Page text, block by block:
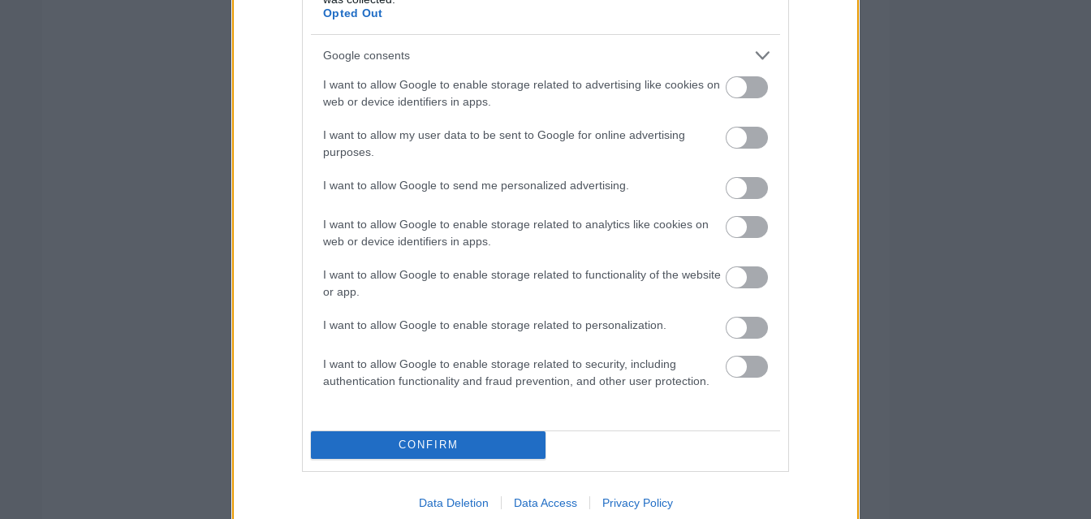
Opted Out
Google consents
I want to allow Google to enable storage related to advertising like cookies on
web or device identifiers in apps.
I want to allow my user data to be sent to Google for online advertising
purposes.
I want to allow Google to send me personalized advertising.
I want to allow Google to enable storage related to analytics like cookies on
web or device identifiers in apps.
I want to allow Google to enable storage related to functionality of the website
or app.
I want to allow Google to enable storage related to personalization.
I want to allow Google to enable storage related to security, including
authentication functionality and fraud prevention, and other user protection.
CONFIRM
Data Deletion Data Access Privacy Policy
Βάλε το proson.gr στα αποτελέσματα αναζήτησης της Google
Δημοφιλείς Ειδήσεις
Αυτό το επίδομα δίνει 300 ευρώ - Δεν χρειάζεται αίτηση
Τουρισμός για Όλους 2026: Voucher έως 600 ευρώ - Ποια ΑΦΜ